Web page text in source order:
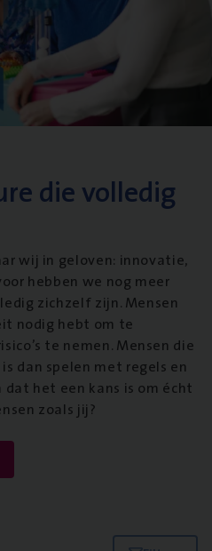
die volledig
wij in geloven: innovatie,
hebben we nog meer
zichzelf zijn. Mensen
nodig hebt om te
te nemen. Mensen die
dan spelen met regels en
het een kans is om écht
zoals jij?